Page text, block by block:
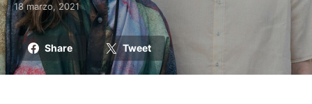
Posted on
18 marzo, 2021
Share Tweet